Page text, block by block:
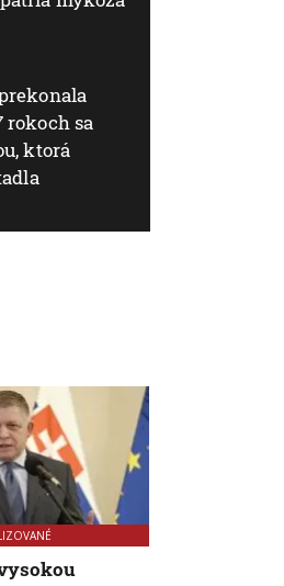
rokoch sa
ktorá